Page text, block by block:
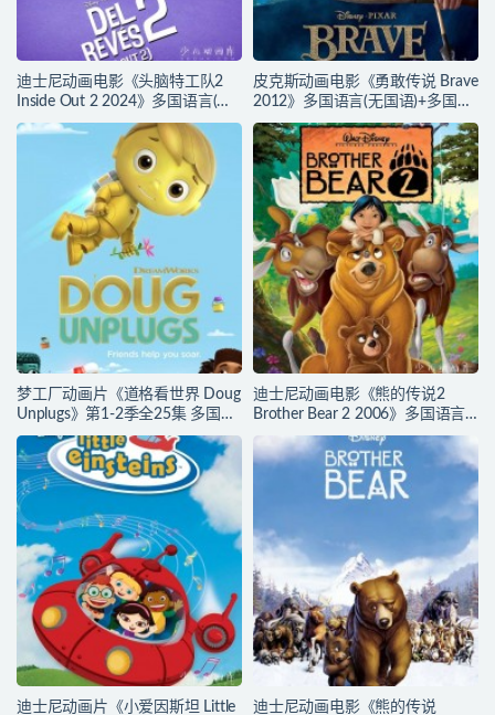
迪士尼动画电影《头脑特工队2
Inside Out 2 2024》多国语言(含
国语)+多国字幕(含中文) 官方纯净
收藏版 720P/MKV/4.75G 动画片
头脑特工队下载
皮克斯动画电影《勇敢传说 Brave
2012》多国语言(无国语)+多国字
幕(含中文) 官方纯净收藏版
720P/MKV/2.43G 动画片勇敢传
说下载
梦工厂动画片《道格看世界 Doug
Unplugs》第1-2季全25集 多国语
言(含国语)+中英文字幕(AI字幕)
官方纯净收藏版
720P/MKV/38.2G 动画片道格看
世界下载
迪士尼动画电影《熊的传说2
Brother Bear 2 2006》多国语言
(含国语)+多国字幕(含中文) 官收
方纯净藏版 720P/MKV/3.28G 动
画片熊的传说下载
迪士尼动画片《小爱因斯坦 Little 迪士尼动画电影《熊的传说